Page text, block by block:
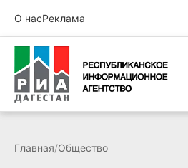
О насРеклама
Главная/Общество